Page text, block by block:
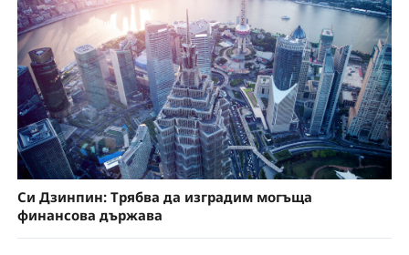
Си Дзинпин: Трябва да изградим могъща
финансова държава